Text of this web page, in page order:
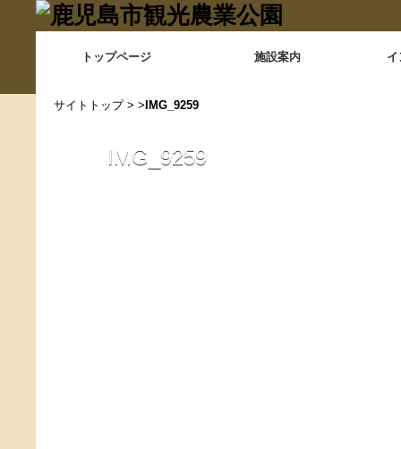
トップページ 施設案内
サイトトップ> > IMG_9259
IMG_9259